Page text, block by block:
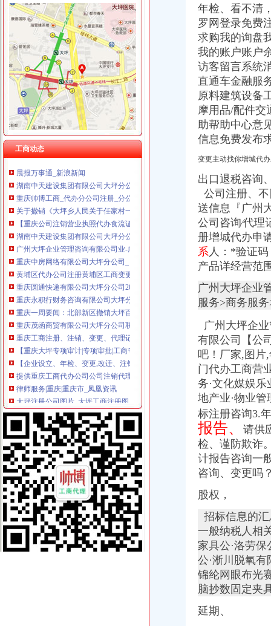
工商动态
大坪公司注销
【重庆大坪专项审计|专项审批|工商专项审批】-重庆赶集网
广州大坪企业管理咨询有限公司业-广州58同城
提供重庆工商代办公司公司注销代理记账服务
租售转让|公司|重庆|有限_新浪新闻
【重庆渝中区公司注册营业执照0元代办】-渝中大坪易登网
关于撤销《大坪乡人民关于任家村一组任怀刚、任万才林地边界
律师服务|重庆|重庆市_凤凰资讯
重庆慢牛免费注册公司,代理记账200月,欢迎各位_志趣网
晨报万事通_新浪新闻
湖南中天建设集团有限公司大坪分公司联系方式_信用报告_工商信息-
重庆帅博工商_代办分公司注册_分公司注销_代理记账_重庆进出口许
关于撤销《大坪乡人民关于任家村一组任怀刚、任万才林地边界
【重庆公司注销营业执照代办食流证餐饮证代办代理记账】,价格
湖南中天建设集团有限公司大坪分公司联系方式_信用报告_工商信息-
广州大坪企业管理咨询有限公司业-广州58同城
重庆中房网络有限公司大坪分公司_【信用信息_诉讼信息_财务信息_注
黄埔区代办公司注册黄埔区工商变更、增资、注销图片大全,广州大
重庆圆通快递有限公司大坪分公司2017新招聘信息_电话_地址-58
重庆永积行财务咨询有限公司大坪分公司联系方式_信用报告_工商信息
重庆一周要闻：北部新区撤销大坪百盛3月关店_第2页_新闻中心_赢商
重庆茂函商贸有限公司大坪分公司联系方式_信用报告_工商信息-启信宝
重庆工商注册、注销、变更、代理记账,慢牛帮您处理_志趣网
【重庆大坪专项审计|专项审批|工商专项审批】-重庆赶集网
【企业设立、年检、变更,改迁、注销、全方位服务】-渝中大坪易登网
提供重庆工商代办公司公司注销代理记账服务
律师服务|重庆|重庆市_凤凰资讯
大坪注册公司图片_大坪工商注册图片-泉州易登网
用了要不要去移动公司注销_百度知道
【重庆大坪税务登记|税务登记证办理|代理税务登记】-重庆赶集网
【重庆大坪企业文化招聘网_企业文化招聘信息】-重庆智联招聘
晨报万事通_新浪新闻
重庆一般纳税人申请：重庆沙坪坝渝中区大坪注册公司/工商代办/兼职
工商注册、代记账、变更股权、增资-重庆渝中大坪公司注册-分类168
关于华夏银行股份有限公司重庆大坪康德国际社区支行开业的批复
重庆新胜实业有限责任公司大坪经营部_【信用信息_诉讼信息_财务信
价格,厂家,图片,公司注册、年检、变更,广州大坪企业管理有限
重庆大坪公司注销|重庆列表网
广东省普宁市供销社集团大坪公司建材门市_【信用信息_诉讼信息_财
重庆香港公司注册：来渝中大坪永辉旁工商代办/代账会计/公司注册结
代理记帐一般纳税人申请资质审批验资-重庆渝中大坪公司注册-分类
瀚江新材：关于注销成都瀚江新型建筑材料有限公司重庆分公司的公告
【58同城】重庆渝中大坪专项审批_专项审计_专项审批代理公司
年检、看不清
罗网登录免费
求购我的询盘
我的账户账户
访客留言系统
直通车金融服
原料建筑设备
摩用品/配件交
助帮助中心意
信息免费发布
变更主动找你增城代
出口退税咨询
公司注册、
送信息『广州
公司咨询∕代理
册增城代办申
系人：*验证
产品详经营范
广州大坪企业
服务>商务服
广州大坪企
有限公司【公
吧！厂家,图片
门代办工商营
务·文化媒娱乐
地产业·物业
标注册咨询3.
报告、
请供
检、谨防欺诈
计报告咨询一
咨询、变更吗
股权，
招标信息的
一般纳税人相
家具公·洛劳保
公·淅川脱氧
锦纶网眼布光
脑抄数固定夹
延期、